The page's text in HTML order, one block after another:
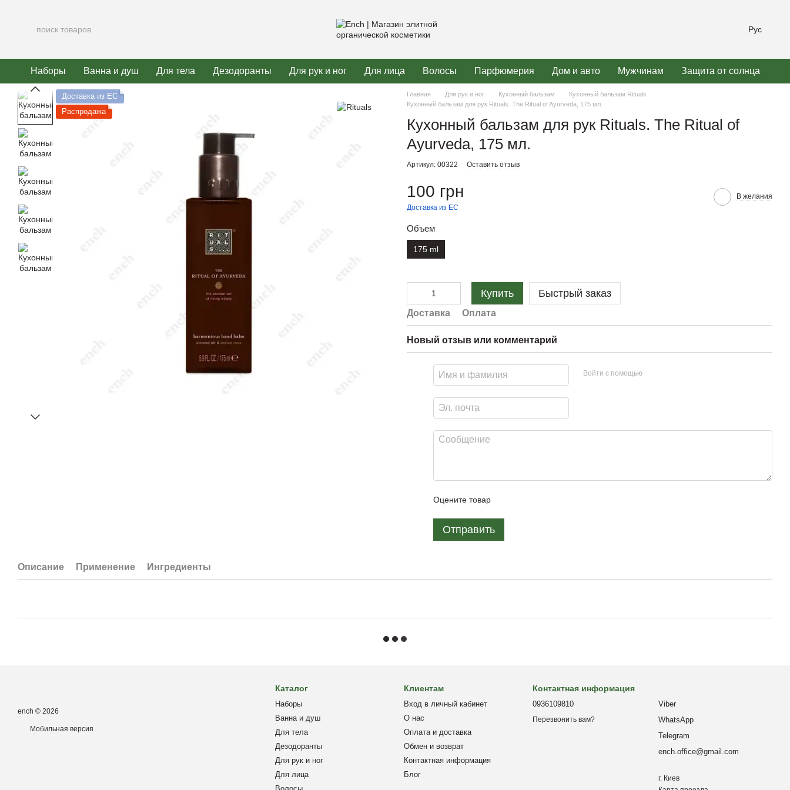
Рус
Наборы Ванна и душ Для тела Дезодоранты Для рук и ног Для лица Волосы Парфюмерия Дом и авто Мужчинам Защита от солнца
Доставка из ЕС
Распродажа
Главная Для рук и ног Кухонный бальзам
Кухонный бальзам Rituals
Кухонный бальзам для рук Rituals. The Ritual of Ayurveda, 175 мл.
Кухонный бальзам для рук Rituals. The Ritual of
Ayurveda, 175 мл.
Артикул: 00322 Оставить отзыв
100 грн
Доставка из ЕС
В желания
Объем
175 ml
Купить Быстрый заказ
Доставка Оплата
Новый отзыв или комментарий
Войти с помощью
Оцените товар
Отправить
Описание Применение Ингредиенты
ench © 2026
Мобильная версия
Каталог
Наборы
Ванна и душ
Для тела
Дезодоранты
Для рук и ног
Для лица
Клиентам
Вход в личный кабинет
О нас
Оплата и доставка
Обмен и возврат
Контактная информация
Блог
Контактная информация
0936109810
Перезвонить вам?
Viber
WhatsApp
Telegram
ench.office@gmail.com
г. Киев